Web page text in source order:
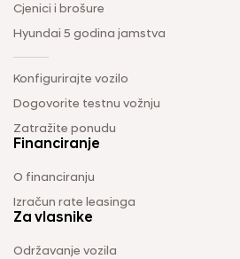
Cjenici i brošure
Hyundai 5 godina jamstva
Konfigurirajte vozilo
Dogovorite testnu vožnju
Zatražite ponudu
Financiranje
O financiranju
Izračun rate leasinga
Za vlasnike
Održavanje vozila